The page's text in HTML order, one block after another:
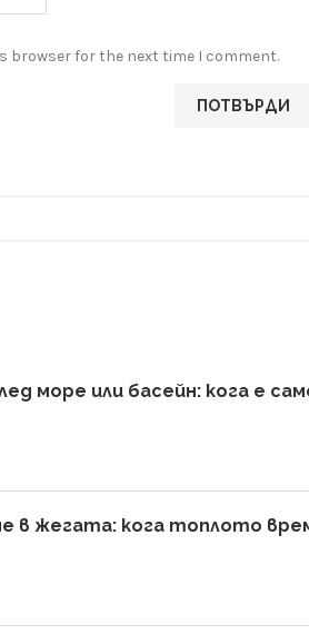
browser for the next time I comment.
море или басейн: кога е
в жегата: кога топлото